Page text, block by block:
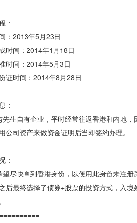
：
2013年5月23日
间：2014年1月18日
间：2014年5月3日
时间：2014年8月28日
：
自有企业，平时经常往返香港和内地，
公司资产来做资金证明后当即签约办理。
：
快拿到香港身份，以便用此身份来注册
后最终选择了债券+股票的投资方式，入